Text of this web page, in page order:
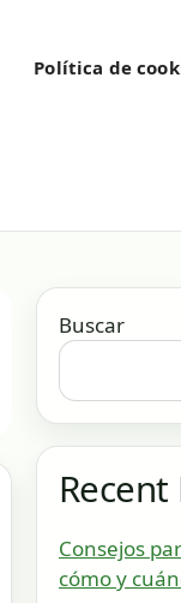
Política de
Buscar
Recent
Consejos
cómo y